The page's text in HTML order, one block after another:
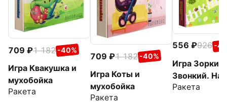
709 1 182 -40%
Игра Квакушка и
мухобойка
Ракета
709 1 182 -40%
Игра Коты и
мухобойка
Ракета
556 926 -
Игра Зоркий
Звонкий. На
опушке
Ракета